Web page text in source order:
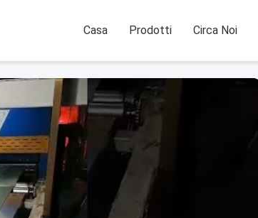
Casa Prodotti Circa Noi